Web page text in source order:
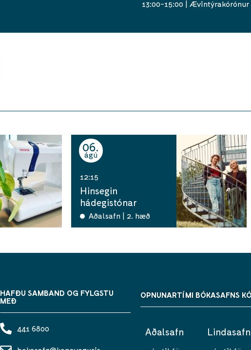
13:00-15:00 |
06
ágú
12:15
Hinsegin
hádegistónar
Aðalsafn | 2. hæð
HAFÐU SAMBAND OG FYLGSTU
MEÐ
441 6800
OPNUNARTÍMI BÓKASAFNS
Aðalsafn Lindasafn